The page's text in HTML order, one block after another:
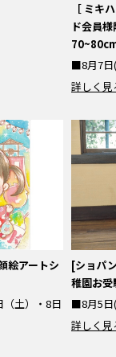
［ ミキ
ド会員
■8月7日
詳しく見
絵アートシ
土）・8日
[ショパ
稚園お
■8月5日
詳しく見